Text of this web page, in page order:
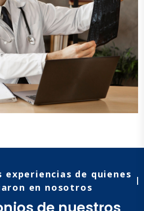
experiencias de quienes
en nosotros